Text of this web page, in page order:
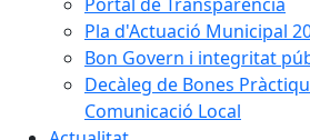
Pla d'Actuació Municipal
Bon Govern i integritat
Decàleg de Bones
Comunicació Local